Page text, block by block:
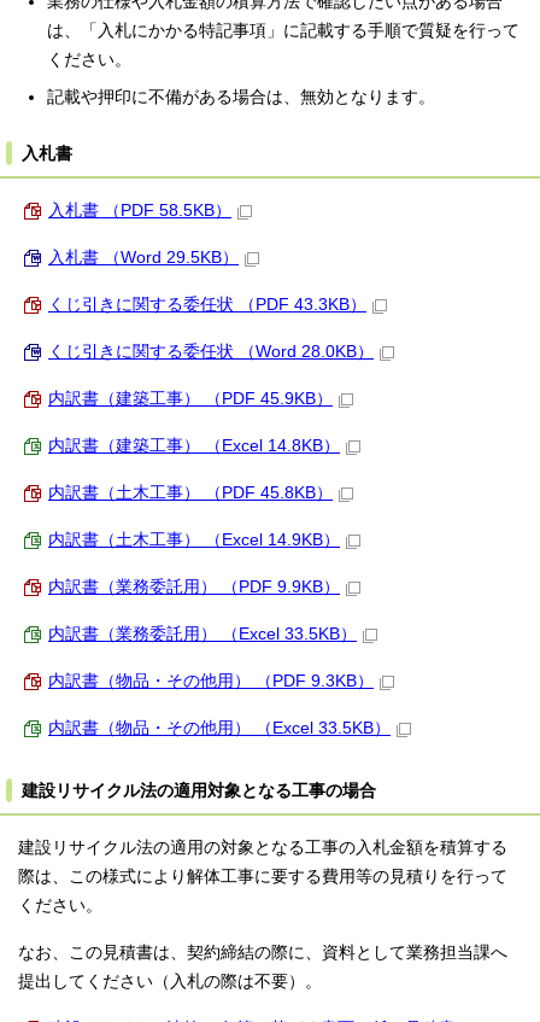
は、「入札にかかる特記事項」に記載する手順で質疑を行って
ください。
記載や押印に不備がある場合は、無効となります。
入札書
入札書 （PDF 58.5KB）
入札書 （Word 29.5KB）
くじ引きに関する委任状 （PDF 43.3KB）
くじ引きに関する委任状 （Word 28.0KB）
内訳書（建築工事） （PDF 45.9KB）
内訳書（建築工事） （Excel 14.8KB）
内訳書（土木工事） （PDF 45.8KB）
内訳書（土木工事） （Excel 14.9KB）
内訳書（業務委託用） （PDF 9.9KB）
内訳書（業務委託用） （Excel 33.5KB）
内訳書（物品・その他用） （PDF 9.3KB）
内訳書（物品・その他用） （Excel 33.5KB）
建設リサイクル法の適用対象となる工事の場合
建設リサイクル法の適用の対象となる工事の入札金額を積算する
際は、この様式により解体工事に要する費用等の見積りを行って
ください。
なお、この見積書は、契約締結の際に、資料として業務担当課へ
提出してください（入札の際は不要）。